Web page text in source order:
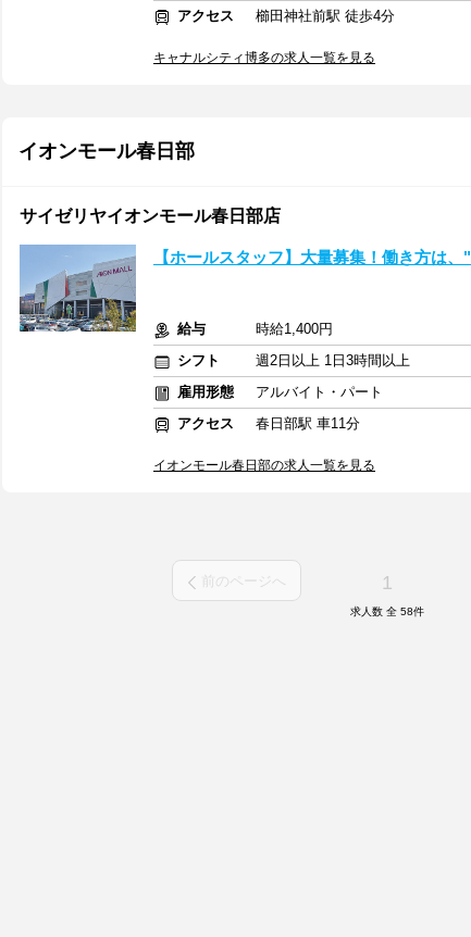
アクセス
櫛田神社前駅 徒歩4分
キャナルシティ博多の求人一覧を見る
イオンモール春日部
サイゼリヤイオンモール春日部店
【ホールスタッフ】大量募集！働き方は
給与
時給1,400円
シフト
週2日以上 1日3時間以上
雇用形態
アルバイト・パート
アクセス
春日部駅 車11分
イオンモール春日部の求人一覧を見る
前のページへ 1
求人数 全 58件